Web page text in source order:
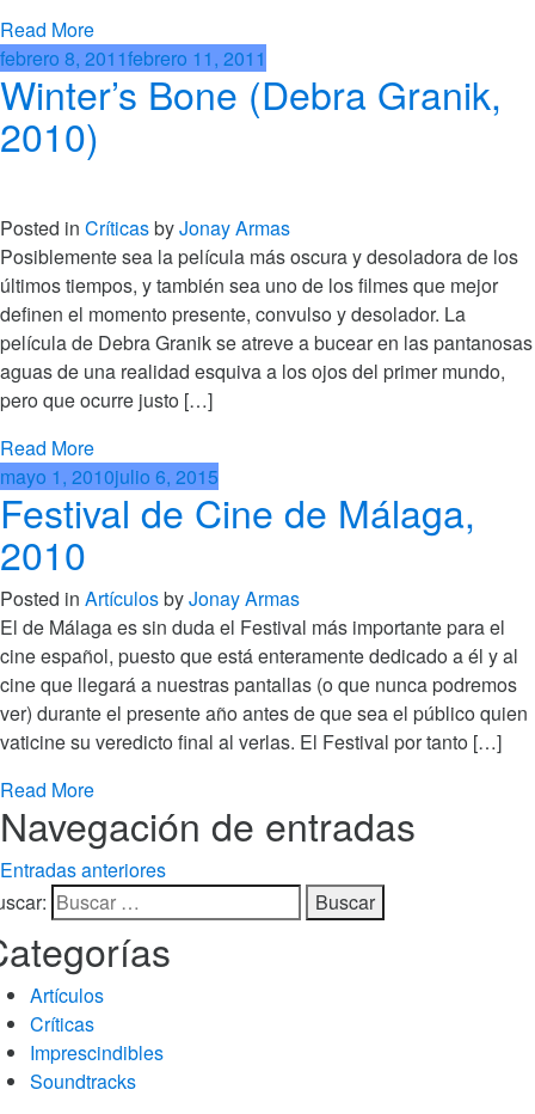
Read More
febrero 8, 2011febrero 11, 2011
Winter’s Bone (Debra Granik,
2010)
Posted in CríticasbyJonay Armas
Posiblemente sea la película más oscura y desoladora de los
últimos tiempos, y también sea uno de los filmes que mejor
definen el momento presente, convulso y desolador. La
película de Debra Granik se atreve a bucear en las pantanosas
aguas de una realidad esquiva a los ojos del primer mundo,
pero que ocurre justo […]
Read More
mayo 1, 2010julio 6, 2015
Festival de Cine de Málaga,
2010
Posted in ArtículosbyJonay Armas
El de Málaga es sin duda el Festival más importante para el
cine español, puesto que está enteramente dedicado a él y al
cine que llegará a nuestras pantallas (o que nunca podremos
ver) durante el presente año antes de que sea el público quien
vaticine su veredicto final al verlas. El Festival por tanto […]
Read More
Navegación de entradas
Entradas anteriores
Artículos
Críticas
Imprescindibles
Soundtracks